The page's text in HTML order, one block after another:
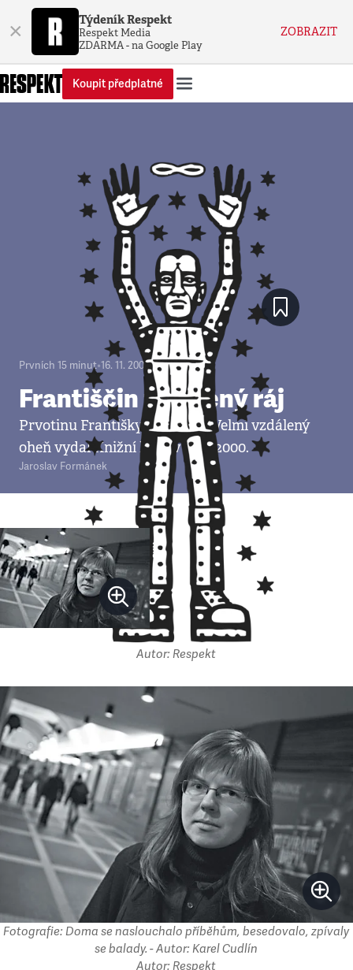
× Týdeník Respekt
Respekt Media
ZDARMA - na Google Play
ZOBRAZIT
Koupit předplatné
Prvních 15 minut•16. 11. 2007•3minuty
Františčin ztracený ráj
Prvotinu Františky Jirousové Velmi vzdálený
oheň vydal Knižní klub v roce 2000.
Jaroslav Formánek
Autor: Respekt
Fotografie: Doma se naslouchalo příběhům, besedovalo, zpívaly
se balady. - Autor: Karel Cudlín
Autor: Respekt